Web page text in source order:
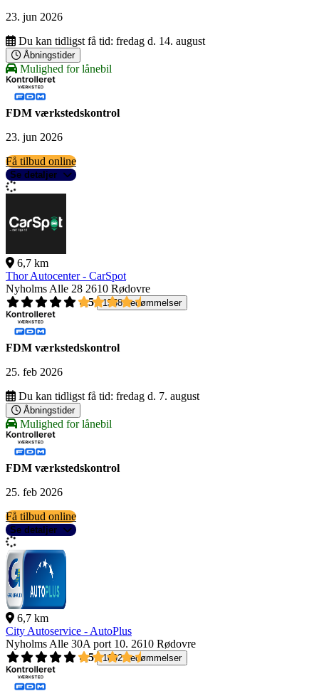
23. jun 2026
Du kan tidligst få tid: fredag d. 14. august
Åbningstider
Mulighed for lånebil
FDM værkstedskontrol
23. jun 2026
Få tilbud online
Se detaljer
6,7 km
Thor Autocenter - CarSpot
Nyholms Alle 28 2610 Rødovre
4,5
1558 bedømmelser
FDM værkstedskontrol
25. feb 2026
Du kan tidligst få tid: fredag d. 7. august
Åbningstider
Mulighed for lånebil
FDM værkstedskontrol
25. feb 2026
Få tilbud online
Se detaljer
6,7 km
City Autoservice - AutoPlus
Nyholms Alle 30A port 10. 2610 Rødovre
4,5
1092 bedømmelser